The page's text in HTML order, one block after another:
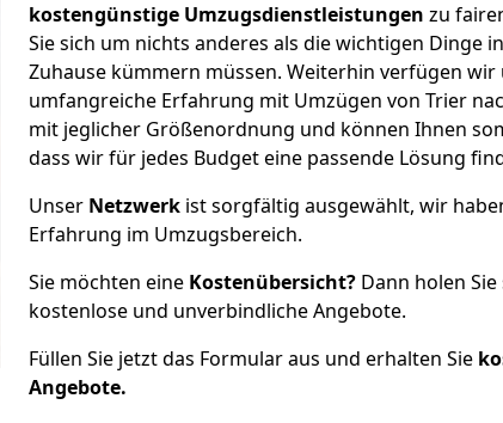
kostengünstige Umzugsdienstleistungen zu
Sie sich um nichts anderes als die wichtigen Dinge
Zuhause kümmern müssen. Weiterhin verfügen wir
umfangreiche Erfahrung mit Umzügen von Trier
mit jeglicher Größenordnung und können Ihnen
dass wir für jedes Budget eine passende Lösung
Unser Netzwerk ist sorgfältig ausgewählt, wir
Erfahrung im Umzugsbereich.
Sie möchten eine Kostenübersicht? Dann holen
kostenlose und unverbindliche Angebote.
Füllen Sie jetzt das Formular aus und erhalten Sie
Angebote.